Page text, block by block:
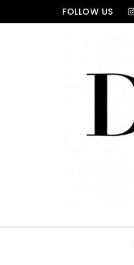
Skip to contentFOLLOW US